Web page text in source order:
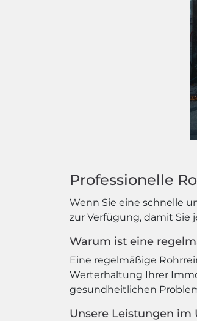
Professionelle
Wenn Sie eine schnelle
zur Verfügung, damit Sie
Warum ist eine
Eine regelmäßige
Werterhaltung Ihrer
gesundheitlichen
Unsere Leistungen im